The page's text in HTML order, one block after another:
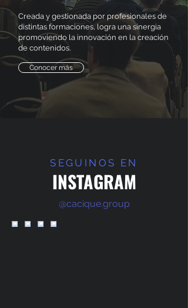
Creada y gestionada por profesionales de
distintas formaciones, logra una sinergia
promoviendo la innovación en la creación
de contenidos.
Conocer más
SEGUINOS EN
INSTAGRAM
@cacique.group